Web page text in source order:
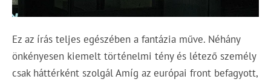
Ez az írás teljes egészében a fantázia műve. Néhány
önkényesen kiemelt történelmi tény és létező személy
csak háttérként szolgál Amíg az európai front befagyott,